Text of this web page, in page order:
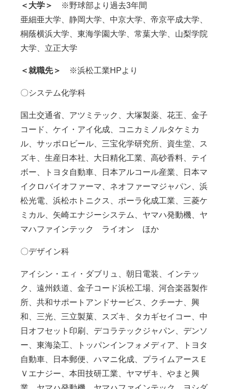
＜大学＞
※野球部より過去3年間
亜細亜大学、静岡大学、中京大学、帝京平成大学、
桐蔭横浜大学、東海学園大学、常葉大学、山梨学院
大学、立正大学
＜就職先＞ ※浜松工業HPより
〇システム化学科
国土交通省、アツミテック、大塚製薬、花王、金子
コード、ケイ・アイ化成、コニカミノルタケミカ
ル、サッポロビール、三宝化学研究所、資生堂、ス
ズキ、生産日本社、大日精化工業、高砂香料、テイ
ボー、トヨタ自動車、日本アルコール産業、日本マ
イクロバイオファーマ、ネオファーマジャパン、浜
松光電、浜松ホトニクス、ポーラ化成工業、三菱ケ
ミカル、矢崎エナジーシステム、ヤマハ発動機、ヤ
マハファインテック ライオン ほか
〇デザイン科
アイシン・エィ・ダブリュ、朝日電装、インテッ
ク、遠州鉄道、金子コード浜松工場、河合楽器製作
所、共和サポートアンドサービス、クチーナ、興
和、三光、三立製菓、スズキ、タカギセイコー、中
日オフセット印刷、デコラテックジャパン、デンソ
ー、東海染工、トッパンインフォメディア、トヨタ
自動車、日本郵便、ハマニ化成、プライムアースＥ
Ｖエナジー、本田技研工業、ヤマザキ、やまと興
業、ヤマハ発動機、ヤマハファインテック、ヨシダ